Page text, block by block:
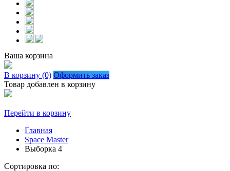
Ваша корзина
В корзину (0) Оформить заказ
Товар добавлен в корзину
Перейти в корзину
Главная
Space Master
Выборка 4
Сортировка по: